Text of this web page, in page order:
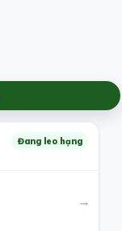
Đang leo hạng
→